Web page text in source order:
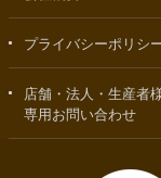
プライバシーポリシ
店舗・法人・生産者
専用お問い合わせ